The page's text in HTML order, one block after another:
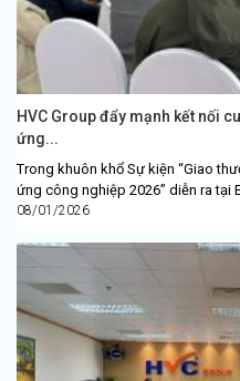
HVC Group đẩy mạnh kết nối
ứng...
Trong khuôn khổ Sự kiện “Giao
ứng công nghiệp 2026” diễn ra tại
cách...
08/01/2026